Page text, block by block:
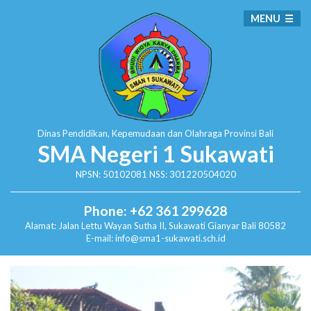
Dinas Pendidikan, Kepemudaan dan Olahraga Provinsi Bali
SMA Negeri 1 Sukawati
NPSN: 50102081 NSS: 301220504020
Phone: +62 361 299628
Alamat: Jalan Lettu Wayan Sutha II, SukawatiGianyar Bali 80582
E-mail: info@sma1-sukawati.sch.id
MENU